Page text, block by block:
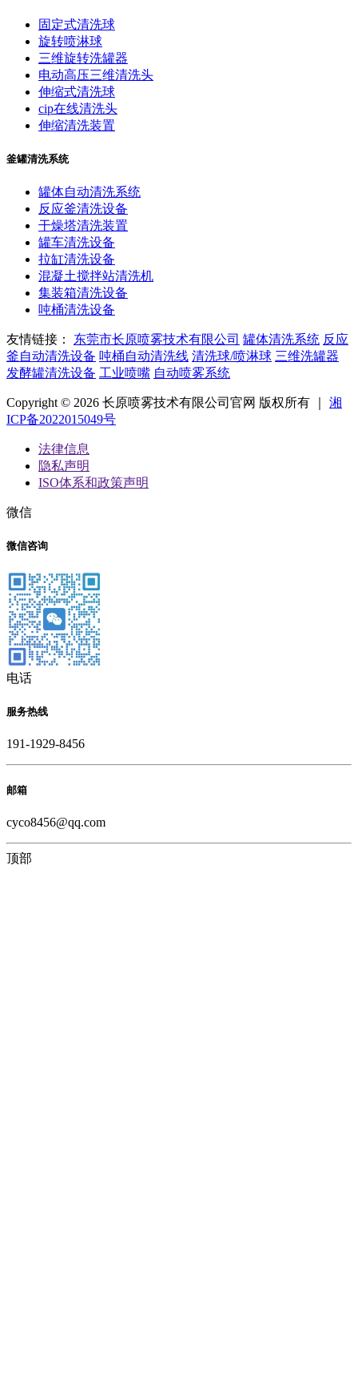
固定式清洗球
旋转喷淋球
三维旋转洗罐器
电动高压三维清洗头
伸缩式清洗球
cip在线清洗头
伸缩清洗装置
釜罐清洗系统
罐体自动清洗系统
反应釜清洗设备
干燥塔清洗装置
罐车清洗设备
拉缸清洗设备
混凝土搅拌站清洗机
集装箱清洗设备
吨桶清洗设备
友情链接： 东莞市长原喷雾技术有限公司 罐体清洗系统 反应
釜自动清洗设备 吨桶自动清洗线 清洗球/喷淋球 三维洗罐器
发酵罐清洗设备 工业喷嘴 自动喷雾系统
Copyright © 2026 长原喷雾技术有限公司官网 版权所有 ｜ 湘
ICP备2022015049号
法律信息
隐私声明
ISO体系和政策声明
微信
微信咨询
电话
服务热线
191-1929-8456
邮箱
cyco8456@qq.com
顶部